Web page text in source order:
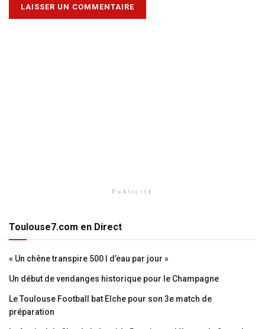
Publicité
Toulouse7.com en Direct
« Un chêne transpire 500 l d’eau par jour »
Un début de vendanges historique pour le Champagne
Le Toulouse Football bat Elche pour son 3e match de
préparation